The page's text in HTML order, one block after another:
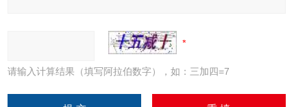
请输入计算结果（填写阿拉伯数字），如：三加四=7